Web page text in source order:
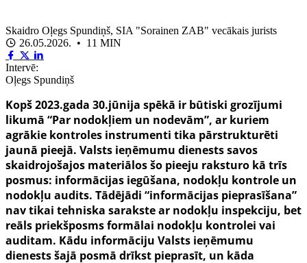
Skaidro Oļegs Spundiņš, SIA "Sorainen ZAB" vecākais jurists
26.05.2026. • 11 MIN
Intervē:
Oļegs Spundiņš
Kopš 2023.gada 30.jūnija spēkā ir būtiski grozījumi
likumā “Par nodokļiem un nodevām”, ar kuriem
agrākie kontroles instrumenti tika pārstrukturēti
jaunā pieejā. Valsts ieņēmumu dienests savos
skaidrojošajos materiālos šo pieeju raksturo kā trīs
posmus: informācijas iegūšana, nodokļu kontrole un
nodokļu audits. Tādējādi “informācijas pieprasīšana”
nav tikai tehniska sarakste ar nodokļu inspekciju, bet
reāls priekšposms formālai nodokļu kontrolei vai
auditam. Kādu informāciju Valsts ieņēmumu
dienests šajā posmā drīkst pieprasīt, un kāda